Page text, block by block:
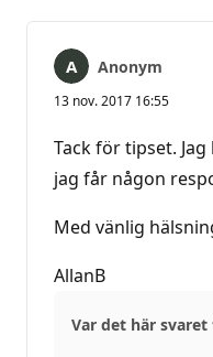
Anonym
13 nov. 2017 16:55
Tack för tipset.
jag får någon
Med vänlig
AllanB
Var det här